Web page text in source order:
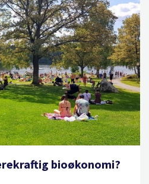
bioøkonomi?